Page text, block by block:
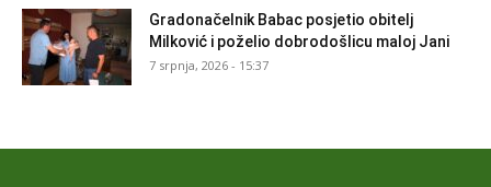
Gradonačelnik Babac posjetio obitelj
Milković i poželio dobrodošlicu maloj Jani
7 srpnja, 2026 - 15:37